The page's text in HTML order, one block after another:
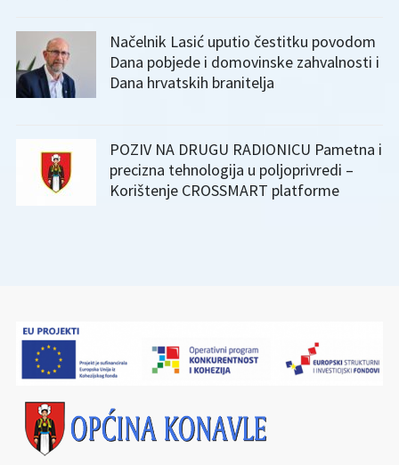
Načelnik Lasić uputio čestitku povodom
Dana pobjede i domovinske zahvalnosti i
Dana hrvatskih branitelja
POZIV NA DRUGU RADIONICU Pametna i
precizna tehnologija u poljoprivredi –
Korištenje CROSSMART platforme